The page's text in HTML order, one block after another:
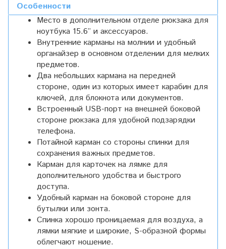
Особенности
Место в дополнительном отделе рюкзака для
ноутбука 15.6” и аксессуаров.
Внутренние карманы на молнии и удобный
органайзер в основном отделении для мелких
предметов.
Два небольших кармана на передней
стороне, один из которых имеет карабин для
ключей, для блокнота или документов.
Встроенный USB-порт на внешней боковой
стороне рюкзака для удобной подзарядки
телефона.
Потайной карман со стороны спинки для
сохранения важных предметов.
Карман для карточек на лямке для
дополнительного удобства и быстрого
доступа.
Удобный карман на боковой стороне для
бутылки или зонта.
Спинка хорошо проницаемая для воздуха, а
лямки мягкие и широкие, S-образной формы
облегчают ношение.